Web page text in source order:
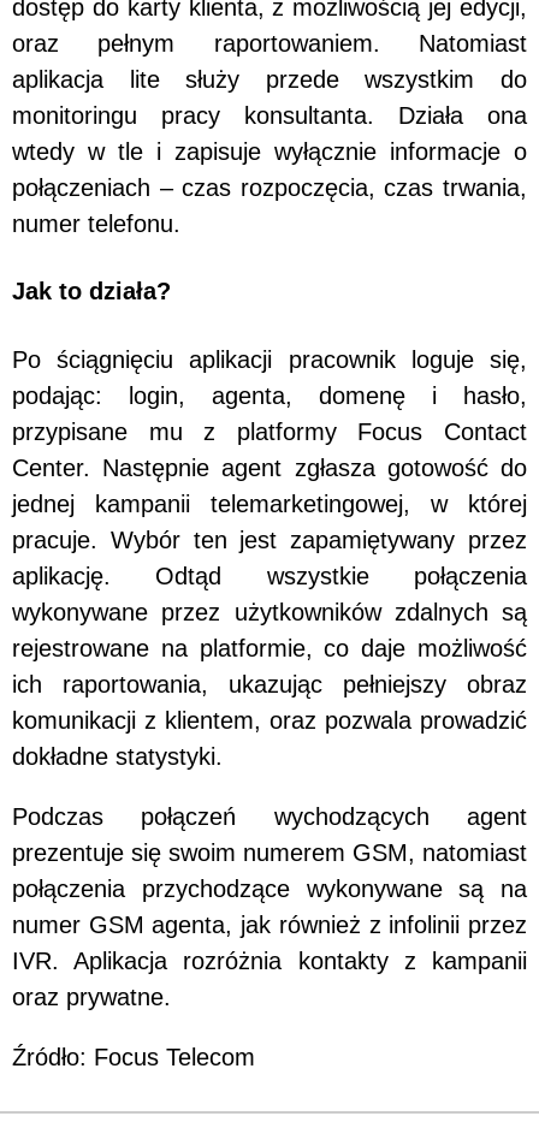
dostęp do karty klienta, z możliwością jej edycji,
oraz pełnym raportowaniem. Natomiast
aplikacja lite służy przede wszystkim do
monitoringu pracy konsultanta. Działa ona
wtedy w tle i zapisuje wyłącznie informacje o
połączeniach – czas rozpoczęcia, czas trwania,
numer telefonu.
Jak to działa?
Po ściągnięciu aplikacji pracownik loguje się,
podając: login, agenta, domenę i hasło,
przypisane mu z platformy Focus Contact
Center. Następnie agent zgłasza gotowość do
jednej kampanii telemarketingowej, w której
pracuje. Wybór ten jest zapamiętywany przez
aplikację. Odtąd wszystkie połączenia
wykonywane przez użytkowników zdalnych są
rejestrowane na platformie, co daje możliwość
ich raportowania, ukazując pełniejszy obraz
komunikacji z klientem, oraz pozwala prowadzić
dokładne statystyki.
Podczas połączeń wychodzących agent
prezentuje się swoim numerem GSM, natomiast
połączenia przychodzące wykonywane są na
numer GSM agenta, jak również z infolinii przez
IVR. Aplikacja rozróżnia kontakty z kampanii
oraz prywatne.
Źródło: Focus Telecom